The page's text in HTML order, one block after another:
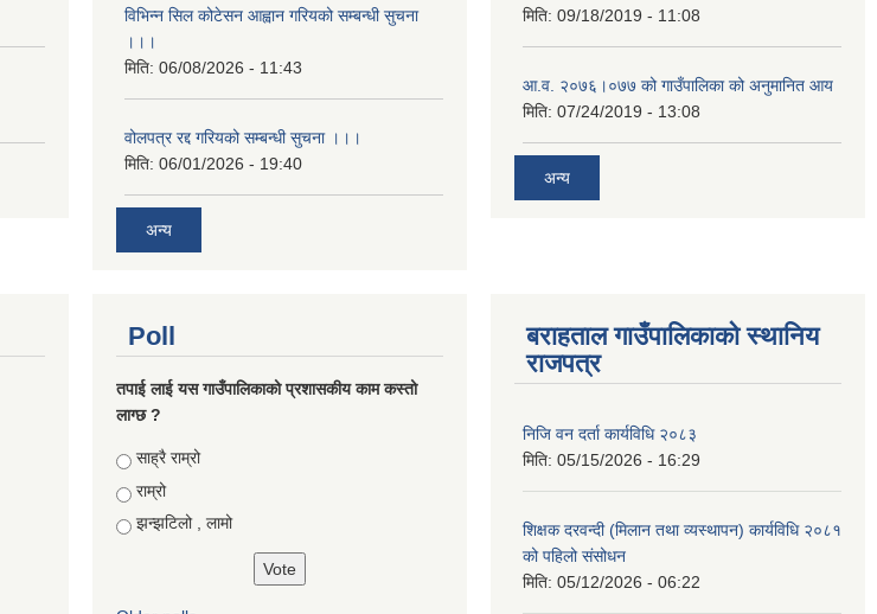
विभिन्न सिल कोटेसन आह्वान गरियको सम्बन्धी सुचना
।।।
मिति: 06/08/2026 - 11:43
वोलपत्र रद्द गरियको सम्बन्धी सुचना ।।।
मिति: 06/01/2026 - 19:40
अन्य
मिति: 09/18/2019 - 11:08
आ.व. २०७६।०७७ को गाउँपालिका को अनुमानित आय
मिति: 07/24/2019 - 13:08
अन्य
Poll
तपाई लाई यस गाउँपालिकाको प्रशासकीय काम कस्तो
लाग्छ ?
Choices
साह्रै राम्रो
राम्रो
झन्झटिलो , लामो
बराहताल गाउँपालिकाको स्थानिय
राजपत्र
निजि वन दर्ता कार्यविधि २०८३
मिति: 05/15/2026 - 16:29
शिक्षक दरवन्दी (मिलान तथा व्यस्थापन) कार्यविधि २०८१
को पहिलो संसोधन
मिति: 05/12/2026 - 06:22